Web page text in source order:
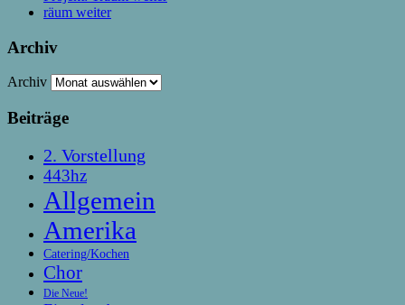
räum weiter
Archiv
Archiv
Beiträge
2. Vorstellung
443hz
Allgemein
Amerika
Catering/Kochen
Chor
Die Neue!